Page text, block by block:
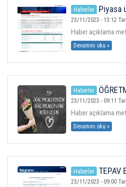
Haberler Piyasa
23/11/2023 - 13:12
Haber açıklama
Devamını oku »
Haberler
OLSUN.
23/11/2023 - 09:11
Haber açıklama
Devamını oku »
Haberler
TEPAV
GELİŞMELER
23/11/2023 - 09:00